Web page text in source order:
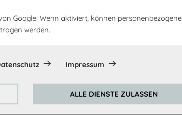
Google. Wenn aktiviert, können personenbezogene
werden.
Impressum
ALLE DIENSTE ZULASSEN